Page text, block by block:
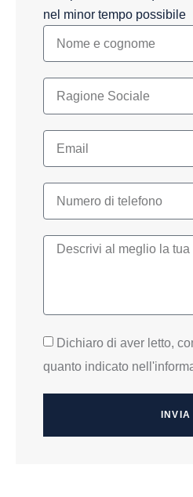
nel minor tempo possibile
Dichiaro di aver letto,
quanto indicato
INVIA